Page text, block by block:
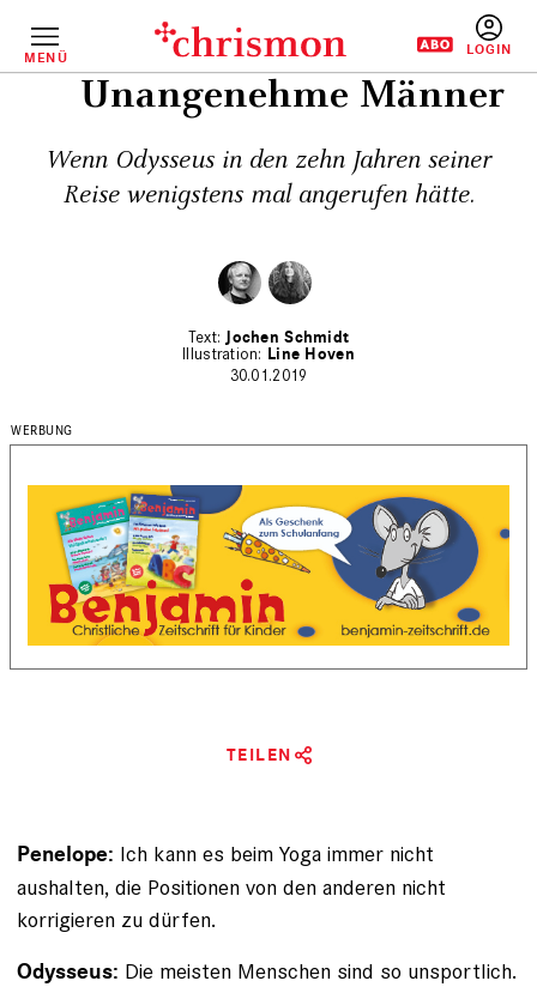
InhaltMENÜ
Unangenehme Männer
Wenn Odysseus in den zehn Jahren seiner
Reise wenigstens mal angerufen hätte.
Jochen Schmidt
Line Hoven
30.01.2019
TEILEN
Penelope: Ich kann es beim ­Yoga immer nicht
aushalten, die Positionen von den anderen nicht
korrigieren zu dürfen.
Odysseus: Die meisten Menschen sind so unsportlich.